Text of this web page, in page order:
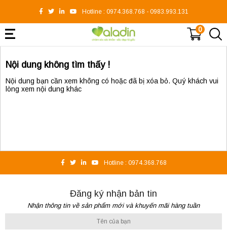
Hotline : 0974.368.768 - 0983.993.131
0
Nội dung không tìm thấy !
Nội dung bạn cần xem không có hoặc đã bị xóa bỏ. Quý khách vui
lòng xem nội dung khác
Hotline : 0974.368.768
Đăng ký nhận bản tin
Nhận thông tin về sản phẩm mới và khuyến mãi hàng tuần